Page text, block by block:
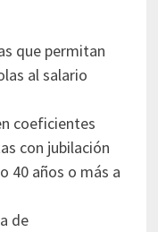
que permitan
al salario
coeficientes
con jubilación
40 años o más a
de